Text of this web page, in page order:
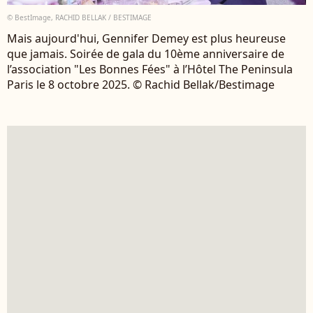
© BestImage, RACHID BELLAK / BESTIMAGE
Mais aujourd'hui, Gennifer Demey est plus heureuse
que jamais. Soirée de gala du 10ème anniversaire de
l’association "Les Bonnes Fées" à l’Hôtel The Peninsula
Paris le 8 octobre 2025. © Rachid Bellak/Bestimage